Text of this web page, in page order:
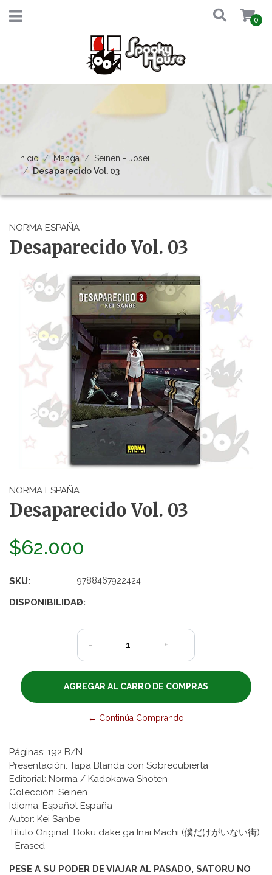
0
Inicio Manga
Seinen - Josei
Desaparecido Vol. 03
NORMA ESPAÑA
Desaparecido Vol. 03
NORMA ESPAÑA
Desaparecido Vol. 03
$62.000
SKU: 9788467922424
DISPONIBILIDAD:
2
- +
← Continúa Comprando
Páginas: 192 B/N
Presentación: Tapa Blanda con Sobrecubierta
Editorial: Norma / Kadokawa Shoten
Colección: Seinen
Idioma: Español España
Autor: Kei Sanbe
Título Original: Boku dake ga Inai Machi (僕だけがいない街)
- Erased
PESE A SU PODER DE VIAJAR AL PASADO, SATORU NO